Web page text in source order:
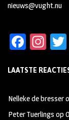
nieuws@vught.nu
Fa
b
oo
k
In
ag
m
LAATSTE
Nelleke de bresser
Peter Tuerlings op